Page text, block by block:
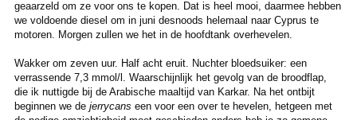
geaarzeld om ze voor ons te kopen. Dat is heel mooi, daarmee hebben
we voldoende diesel om in juni desnoods helemaal naar Cyprus te
motoren. Morgen zullen we het in de hoofdtank overhevelen.
Wakker om zeven uur. Half acht eruit. Nuchter bloedsuiker: een
verrassende 7,3 mmol/l. Waarschijnlijk het gevolg van de broodflap,
die ik nuttigde bij de Arabische maaltijd van Karkar. Na het ontbijt
beginnen we de jerrycans een voor een over te hevelen, hetgeen met